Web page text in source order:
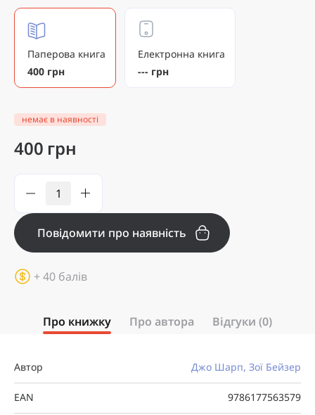
Паперова книга
400 грн
Електронна книга
--- грн
немає в наявності
400 грн
Повідомити про наявність
+ 40 балів
Про книжку Про автора Відгуки (0)
Автор Джо Шарп, Зої Бейзер
EAN 9786177563579